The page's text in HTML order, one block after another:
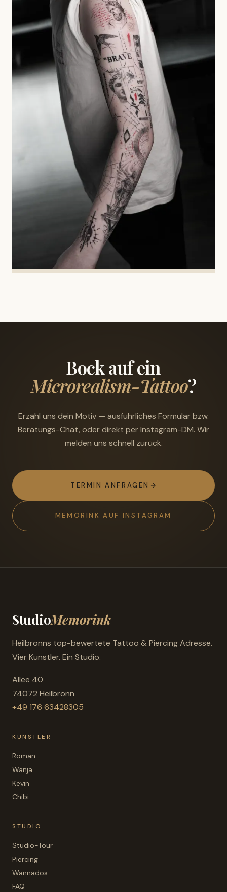
Bock auf ein
Microrealism-Tattoo?
Erzähl uns dein Motiv — ausführliches Formular bzw.
Beratungs-Chat, oder direkt per Instagram-DM. Wir
melden uns schnell zurück.
TERMIN ANFRAGEN
MEMORINK AUF INSTAGRAM
StudioMemorink
Heilbronns top-bewertete Tattoo & Piercing Adresse.
Vier Künstler. Ein Studio.
Allee 40
74072 Heilbronn
+49 176 63428305
KÜNSTLER
Roman
Wanja
Kevin
Chibi
STUDIO
Studio-Tour
Piercing
Wannados
FAQ